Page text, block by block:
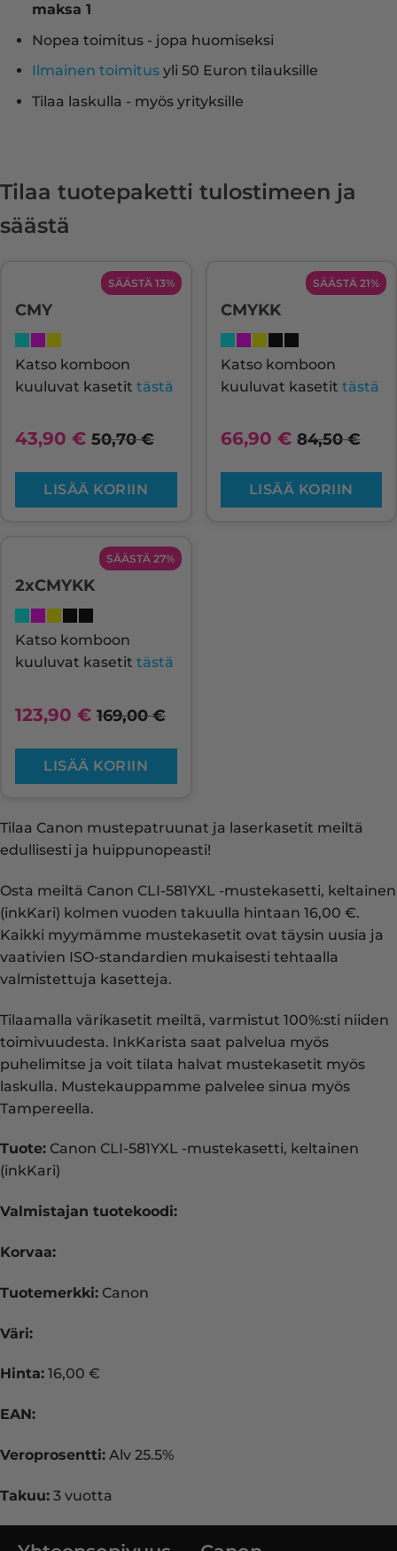
maksa 1
Nopea toimitus - jopa huomiseksi
Ilmainen toimitusyli 50 Euron tilauksille
Tilaa laskulla - myös yrityksille
Tilaa tuotepaketti tulostimeen ja
säästä
SÄÄSTÄ 13%
CMY
Katso komboon
kuuluvat kasetit tästä
43,90 € 50,70€
LISÄÄ KORIIN
SÄÄSTÄ 21%
CMYKK
Katso komboon
kuuluvat kasetit tästä
66,90 € 84,50€
LISÄÄ KORIIN
SÄÄSTÄ 27%
2xCMYKK
Katso komboon
kuuluvat kasetit tästä
123,90 € 169,00€
LISÄÄ KORIIN
Tilaa Canon mustepatruunat ja laserkasetit meiltä
edullisesti ja huippunopeasti!
Osta meiltä Canon CLI-581YXL -mustekasetti, keltainen
(inkKari) kolmen vuoden takuulla hintaan 16,00 €.
Kaikki myymämme mustekasetit ovat täysin uusia ja
vaativien ISO-standardien mukaisesti tehtaalla
valmistettuja kasetteja.
Tilaamalla värikasetit meiltä, varmistut 100%:sti niiden
toimivuudesta. InkKarista saat palvelua myös
puhelimitse ja voit tilata halvat mustekasetit myös
laskulla. Mustekauppamme palvelee sinua myös
Tampereella.
Tuote: Canon CLI-581YXL -mustekasetti, keltainen
(inkKari)
Valmistajan tuotekoodi:
Korvaa:
Tuotemerkki: Canon
Väri:
Hinta: 16,00 €
EAN:
Veroprosentti: Alv 25.5%
Takuu: 3 vuotta